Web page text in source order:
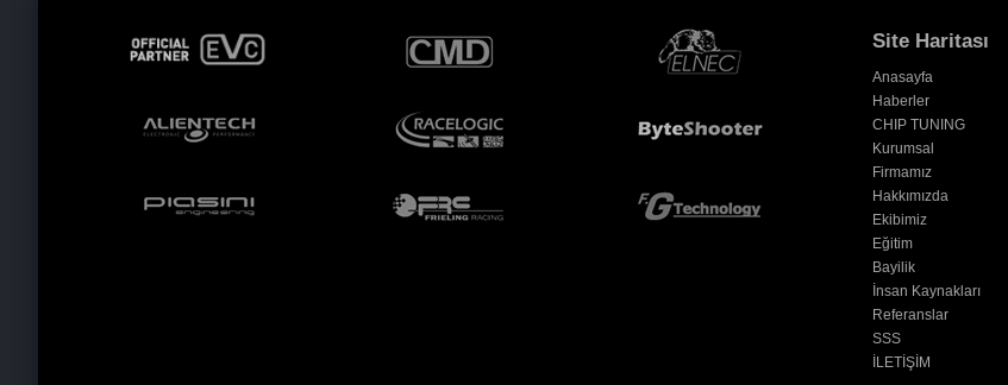
Site Haritası
Anasayfa
Haberler
CHIP TUNING
Kurumsal
Firmamız
Hakkımızda
Ekibimiz
Eğitim
Bayilik
İnsan Kaynakları
Referanslar
SSS
İLETİŞİM